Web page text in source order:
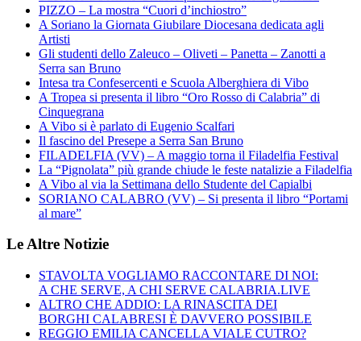
PIZZO – La mostra “Cuori d’inchiostro”
A Soriano la Giornata Giubilare Diocesana dedicata agli
Artisti
Gli studenti dello Zaleuco – Oliveti – Panetta – Zanotti a
Serra san Bruno
Intesa tra Confesercenti e Scuola Alberghiera di Vibo
A Tropea si presenta il libro “Oro Rosso di Calabria” di
Cinquegrana
A Vibo si è parlato di Eugenio Scalfari
Il fascino del Presepe a Serra San Bruno
FILADELFIA (VV) – A maggio torna il Filadelfia Festival
La “Pignolata” più grande chiude le feste natalizie a Filadelfia
A Vibo al via la Settimana dello Studente del Capialbi
SORIANO CALABRO (VV) – Si presenta il libro “Portami
al mare”
Le Altre Notizie
STAVOLTA VOGLIAMO RACCONTARE DI NOI:
A CHE SERVE, A CHI SERVE CALABRIA.LIVE
ALTRO CHE ADDIO: LA RINASCITA DEI
BORGHI CALABRESI È DAVVERO POSSIBILE
REGGIO EMILIA CANCELLA VIALE CUTRO?